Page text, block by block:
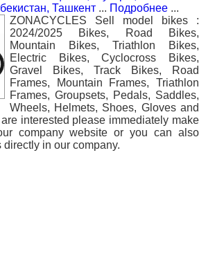
Ташкент ... Подробнее ...
ZONACYCLES Sell model bikes :
2024/2025 Bikes, Road Bikes,
Mountain Bikes, Triathlon Bikes,
Electric Bikes, Cyclocross Bikes,
Gravel Bikes, Track Bikes, Road
Frames, Mountain Frames, Triathlon
Frames, Groupsets, Pedals, Saddles,
Wheels, Helmets, Shoes, Gloves and
interested please immediately make
company website or you can also
directly in our company.